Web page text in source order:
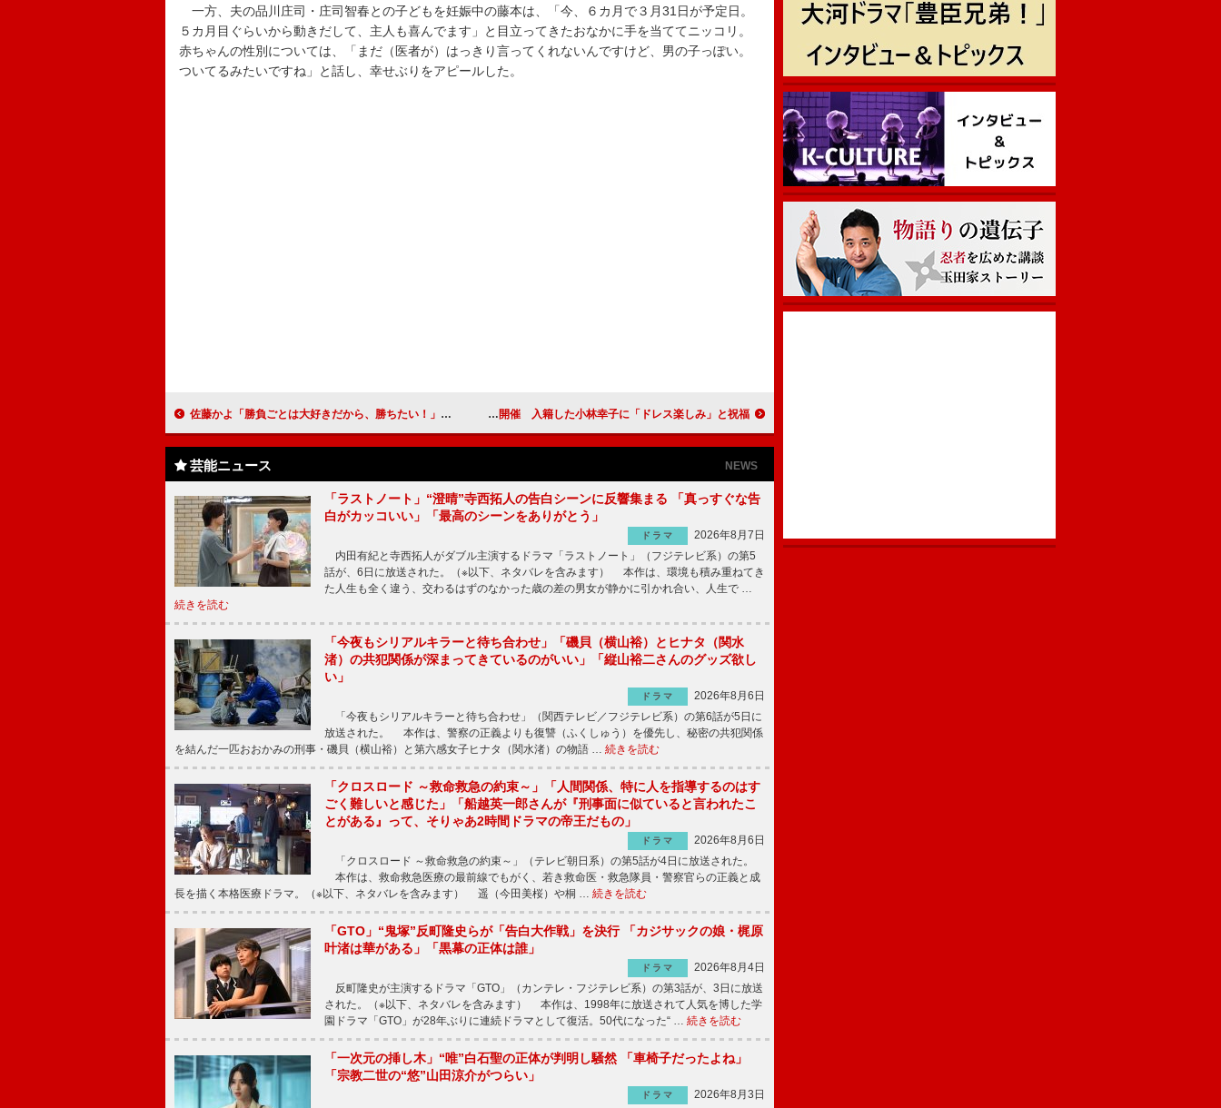
一方、夫の品川庄司・庄司智春との子どもを妊娠中の藤本は、「今、６カ月で３月31日が予定日。
５カ月目ぐらいから動きだして、主人も喜んでます」と目立ってきたおなかに手を当ててニッコリ。
赤ちゃんの性別については、「まだ（医者が）はっきり言ってくれないんですけど、男の子っぽい。
ついてるみたいですね」と話し、幸せぶりをアピールした。
佐藤かよ「勝負ごとは大好きだから、勝ちたい！」 格闘ゲーム「鉄拳」がパチスロになって登場 水前寺清子が「星野哲郎のメモリアルコンサート」を開催 入籍した小林幸子に「ドレス楽しみ」と祝福
芸能ニュース NEWS
「ラストノート」“澄晴”寺西拓人の告白シーンに反響集まる 「真っすぐな告
白がカッコいい」「最高のシーンをありがとう」
ドラマ
2026年8月7日
内田有紀と寺西拓人がダブル主演するドラマ「ラストノート」（フジテレビ系）の第5
話が、6日に放送された。（※以下、ネタバレを含みます） 本作は、環境も積み重ねてき
た人生も全く違う、交わるはずのなかった歳の差の男女が静かに引かれ合い、人生で …
続きを読む
「今夜もシリアルキラーと待ち合わせ」「磯貝（横山裕）とヒナタ（関水
渚）の共犯関係が深まってきているのがいい」「縦山裕二さんのグッズ欲し
い」
ドラマ
2026年8月6日
「今夜もシリアルキラーと待ち合わせ」（関西テレビ／フジテレビ系）の第6話が5日に
放送された。 本作は、警察の正義よりも復讐（ふくしゅう）を優先し、秘密の共犯関係
を結んだ一匹おおかみの刑事・磯貝（横山裕）と第六感女子ヒナタ（関水渚）の物語 … 続きを読む
「クロスロード ～救命救急の約束～」「人間関係、特に人を指導するのはす
ごく難しいと感じた」「船越英一郎さんが『刑事面に似ていると言われたこ
とがある』って、そりゃあ2時間ドラマの帝王だもの」
ドラマ
2026年8月6日
「クロスロード ～救命救急の約束～」（テレビ朝日系）の第5話が4日に放送された。
本作は、救命救急医療の最前線でもがく、若き救命医・救急隊員・警察官らの正義と成
長を描く本格医療ドラマ。（※以下、ネタバレを含みます） 遥（今田美桜）や桐 … 続きを読む
「GTO」“鬼塚”反町隆史らが「告白大作戦」を決行 「カジサックの娘・梶原
叶渚は華がある」「黒幕の正体は誰」
ドラマ
2026年8月4日
反町隆史が主演するドラマ「GTO」（カンテレ・フジテレビ系）の第3話が、3日に放送
された。（※以下、ネタバレを含みます） 本作は、1998年に放送されて人気を博した学
園ドラマ「GTO」が28年ぶりに連続ドラマとして復活。50代になった“ … 続きを読む
「一次元の挿し木」“唯”白石聖の正体が判明し騒然 「車椅子だったよね」
「宗教二世の“悠”山田涼介がつらい」
ドラマ 2026年8月3日